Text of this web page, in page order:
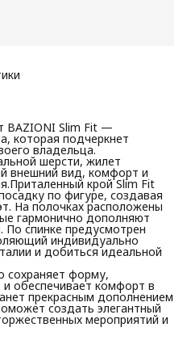
BAZIONI Slim Fit —
которая подчеркнет
владельца.
шерсти, жилет
внешний вид, комфорт и
крой Slim Fit
по фигуре, создавая
На полочках расположены
гармонично дополняют
По спинке предусмотрен
индивидуально
и добиться идеальной
сохраняет форму,
обеспечивает комфорт в
прекрасным дополнением
создать элегантный
мероприятий и